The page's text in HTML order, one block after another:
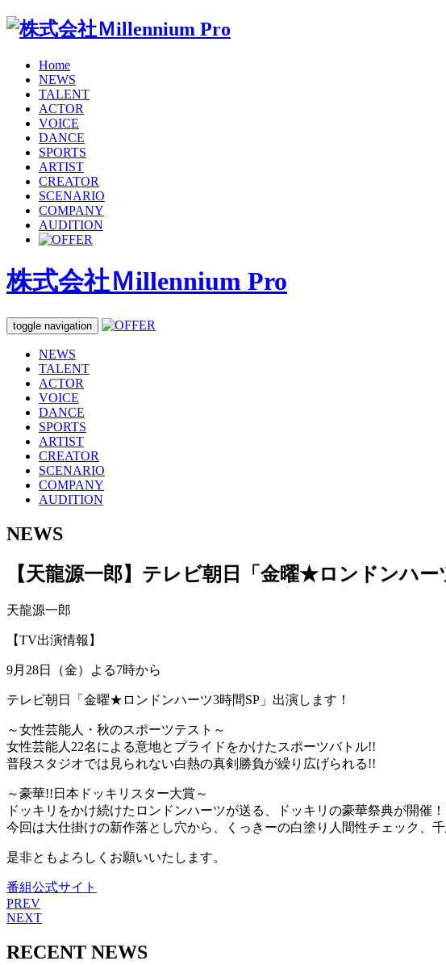
Home
NEWS
TALENT
ACTOR
VOICE
DANCE
SPORTS
ARTIST
CREATOR
SCENARIO
COMPANY
AUDITION
株式会社Ｍillennium Pro
toggle navigation
NEWS
TALENT
ACTOR
VOICE
DANCE
SPORTS
ARTIST
CREATOR
SCENARIO
COMPANY
AUDITION
NEWS
【天龍源一郎】テレビ朝日「金曜★ロンドンハー
天龍源一郎
【TV出演情報】
9月28日（金）よる7時から
テレビ朝日「金曜★ロンドンハーツ3時間SP」出演します！
～女性芸能人・秋のスポーツテスト～
女性芸能人22名による意地とプライドをかけたスポーツバトル!!
普段スタジオでは見られない白熱の真剣勝負が繰り広げられる!!
～豪華!!日本ドッキリスター大賞～
ドッキリをかけ続けたロンドンハーツが送る、ドッキリの豪華祭典が開催！
今回は大仕掛けの新作落とし穴から、くっきーの白塗り人間性チェック、
是非ともよろしくお願いいたします。
番組公式サイト
PREV
NEXT
RECENT NEWS